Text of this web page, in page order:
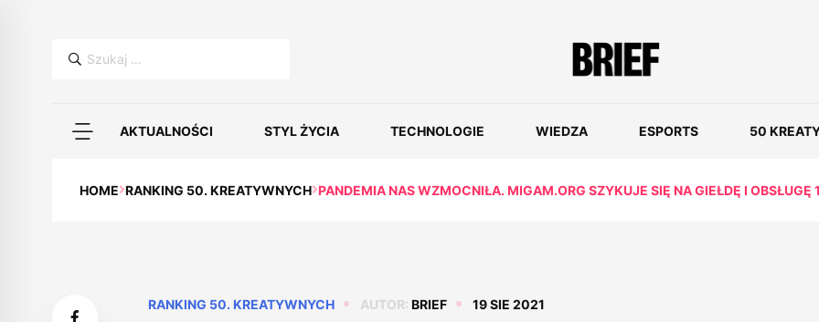
Szukaj:
AKTUALNOŚCI STYL ŻYCIA TECHNOLOGIE WIEDZA ESPORTS 50
HOME RANKING 50. KREATYWNYCH PANDEMIA NAS WZMOCNIŁA. MIGAM.ORG SZYKUJE SIĘ NA GIEŁDĘ I OBSŁUGĘ
RANKING 50. KREATYWNYCH AUTOR: BRIEF 19 SIE 2021